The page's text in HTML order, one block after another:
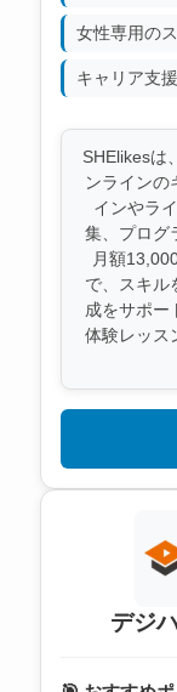
女性専用の
キャリア支
SHElikesは
ンラインの
インやラ
集、プログ
月額
で、スキル
成をサポー
体験レッス
デジ